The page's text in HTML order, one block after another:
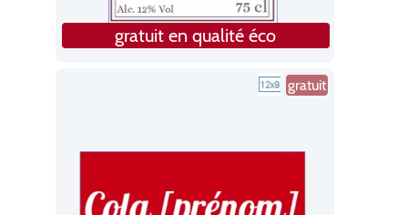
gratuit en qualité éco
gratuit